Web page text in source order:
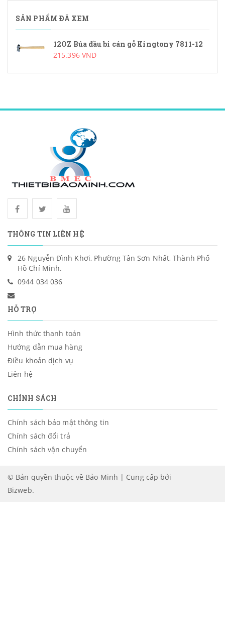
SẢN PHẨM ĐÃ XEM
12OZ Búa đầu bi cán gỗ Kingtony 7811-12
215.396 VND
THÔNG TIN LIÊN HỆ
26 Nguyễn Đình Khơi, Phường Tân Sơn Nhất, Thành Phố
Hồ Chí Minh.
0944 034 036
HỖ TRỢ
Hình thức thanh toán
Hướng dẫn mua hàng
Điều khoản dịch vụ
Liên hệ
CHÍNH SÁCH
Chính sách bảo mật thông tin
Chính sách đổi trả
Chính sách vận chuyển
© Bản quyền thuộc về Bảo Minh | Cung cấp bởi
Bizweb.